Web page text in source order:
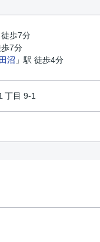
徒歩7分
歩7分
沼 」駅 徒歩4分
丁目 9-1